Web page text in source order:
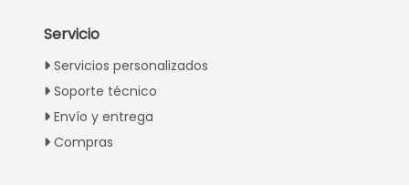
Servicio
Servicios personalizados
Soporte técnico
Envío y entrega
Compras